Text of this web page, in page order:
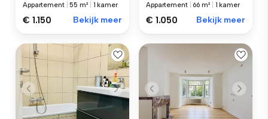
Appartement |55 m² 1 kamer
€ 1.150 Bekijk meer
Appartement 66 m² 1 kamer
€ 1.050 Bekijk meer